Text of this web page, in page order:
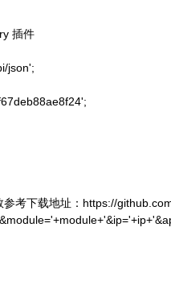
插件
json';
考下载地址：https://